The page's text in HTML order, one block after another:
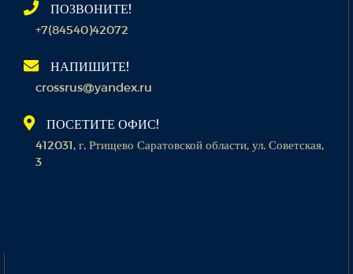
ПОЗВОНИТЕ!
+7(84540)42072
НАПИШИТЕ!
crossrus@yandex.ru
ПОСЕТИТЕ ОФИС!
412031, г. Ртищево Саратовской области, ул. Советская,
3